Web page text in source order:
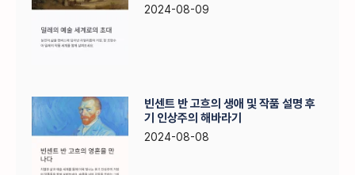
2024-08-09
빈센트 반 고흐의 생애 및 작품 설명 후
기 인상주의 해바라기
2024-08-08